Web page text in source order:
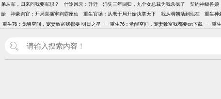
弟从军，归来问我要军职？
仕途风云：升迁 消失三年回归，九个女总裁为我杀疯了 契约神级兽娘
始
神豪判官：开局直播审判霸座仙 重生官场：从老干局开始执掌天下 我从明朝活到现在 重生神
重生76：觉醒空间，宠妻致富我都要 明日之星 - 重生76：觉醒空间，宠妻致富我都要txt下载 - 重